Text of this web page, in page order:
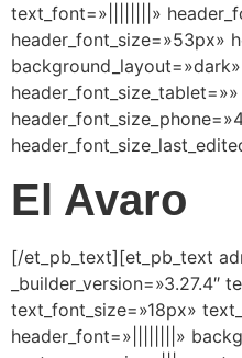
text_font=»||||||||»
header_font_size=»53px»
header_font_size_tablet=»»
El Avaro
[/et_pb_text][et_pb_text
text_font_size=»18px»
header_font=»||||||||»